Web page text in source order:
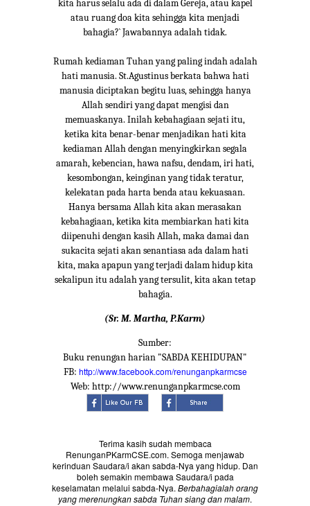
kita harus selalu ada di dalam Gereja, atau kapel
atau ruang doa kita sehingga kita menjadi
bahagia?` Jawabannya adalah tidak.
Rumah kediaman Tuhan yang paling indah adalah
hati manusia. St.Agustinus berkata bahwa hati
manusia diciptakan begitu luas, sehingga hanya
Allah sendiri yang dapat mengisi dan
memuaskanya. Inilah kebahagiaan sejati itu,
ketika kita benar-benar menjadikan hati kita
kediaman Allah dengan menyingkirkan segala
amarah, kebencian, hawa nafsu, dendam, iri hati,
kesombongan, keinginan yang tidak teratur,
kelekatan pada harta benda atau kekuasaan.
Hanya bersama Allah kita akan merasakan
kebahagiaan, ketika kita membiarkan hati kita
diipenuhi dengan kasih Allah, maka damai dan
sukacita sejati akan senantiasa ada dalam hati
kita, maka apapun yang terjadi dalam hidup kita
sekalipun itu adalah yang tersulit, kita akan tetap
bahagia.
(Sr. M. Martha, P.Karm)
Sumber:
Buku renungan harian "SABDA KEHIDUPAN"
FB: http://www.facebook.com/renunganpkarmcse
Web: http://www.renunganpkarmcse.com
Terima kasih sudah membaca
RenunganPKarmCSE.com. Semoga menjawab
kerinduan Saudara/i akan sabda-Nya yang hidup. Dan
boleh semakin membawa Saudara/i pada
keselamatan melalui sabda-Nya. Berbahagialah orang
yang merenungkan sabda Tuhan siang dan malam.